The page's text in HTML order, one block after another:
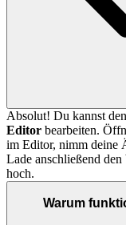
Absolut! Du kannst
Editor bearbeiten.
im Editor, nimm deine
Lade anschließend
hoch.
Warum